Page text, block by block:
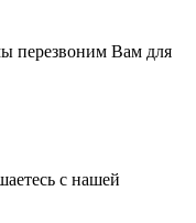
перезвоним Вам для
с нашей